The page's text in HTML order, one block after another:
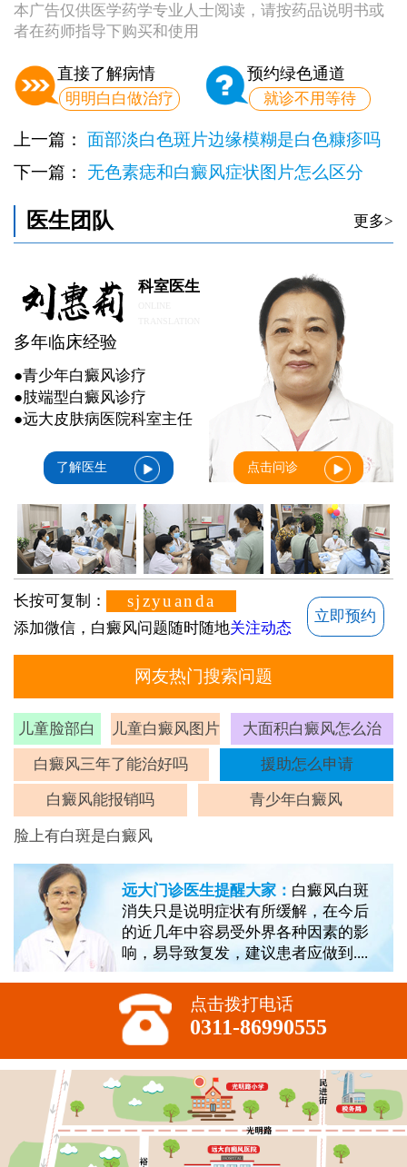
本广告仅供医学药学专业人士阅读，请按药品说明书或
者在药师指导下购买和使用
直接了解病情
明明白白做治疗
预约绿色通道
就诊不用等待
上一篇： 面部淡白色斑片边缘模糊是白色糠疹吗
下一篇： 无色素痣和白癜风症状图片怎么区分
医生团队 更多>
科室医生
多年临床经验
●青少年白癜风诊疗
●肢端型白癜风诊疗
●远大皮肤病医院科室主任
了解医生 点击问诊
长按可复制： sjzyuanda
添加微信，白癜风问题随时随地关注动态
立即预约
网友热门搜索问题
儿童脸部白
斑
儿童白癜风图片 大面积白癜风怎么治
白癜风三年了能治好吗 援助怎么申请
白癜风能报销吗 青少年白癜风
脸上有白斑是白癜风
远大门诊医生提醒大家： 白癜风白斑
消失只是说明症状有所缓解，在今后
的近几年中容易受外界各种因素的影
响，易导致复发，建议患者应做到....
点击拨打电话
0311-86990555